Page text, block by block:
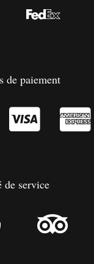

de paiement
 
de service
